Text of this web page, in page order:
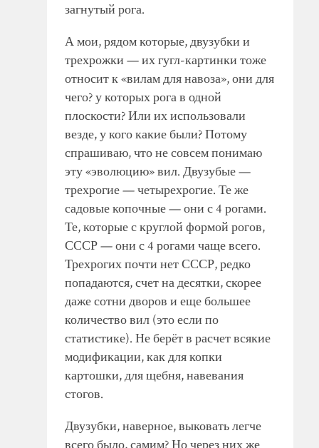
загнутый рога.
А мои, рядом которые, двузубки и
трехрожки — их гугл-картинки тоже
относит к «вилам для навоза», они для
чего? у которых рога в одной
плоскости? Или их использовали
везде, у кого какие были? Потому
спрашиваю, что не совсем понимаю
эту «эволюцию» вил. Двузубые —
трехрогие — четырехрогие. Те же
садовые копочные — они с 4 рогами.
Те, которые с круглой формой рогов,
СССР — они с 4 рогами чаще всего.
Трехрогих почти нет СССР, редко
попадаются, счет на десятки, скорее
даже сотни дворов и еще большее
количество вил (это если по
статистике). Не берёт в расчет всякие
модификации, как для копки
картошки, для щебня, навевания
стогов.
Двузубки, наверное, выковать легче